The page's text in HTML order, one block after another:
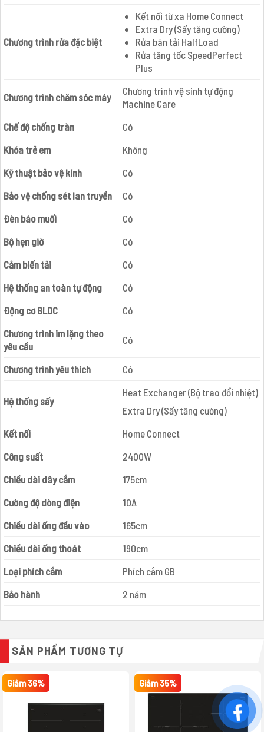
Chương trình rửa đặc biệt
Kết nối từ xa Home Connect
Extra Dry (Sấy tăng cường)
Rửa bán tải HalfLoad
Rửa tăng tốc SpeedPerfect
Plus
Chương trình chăm sóc máy
Chương trình vệ sinh tự động
Machine Care
Chế độ chống tràn
Có
Khóa trẻ em
Không
Kỹ thuật bảo vệ kính
Có
Bảo vệ chống sét lan truyền
Có
Đèn báo muối
Có
Bộ hẹn giờ
Có
Cảm biến tải
Có
Hệ thống an toàn tự động
Có
Động cơ BLDC
Có
Chương trình im lặng theo
yêu cầu
Có
Chương trình yêu thích Có
Hệ thống sấy
Heat Exchanger (Bộ trao đổi nhiệt)
Extra Dry (Sấy tăng cường)
Kết nối
Home Connect
Công suất
2400W
Chiều dài dây cắm
175cm
Cường độ dòng điện
10A
Chiều dài ống đầu vào
165cm
Chiều dài ống thoát
190cm
Loại phích cắm
Phích cắm GB
Bảo hành
2 năm
SẢN PHẨM TƯƠNG TỰ
Giảm 36% Giảm 35%